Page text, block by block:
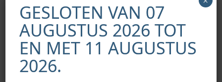
DMX LED CONTROLLERS ,RGB LED
CONTROLLERS,RGBW LED
CONTROLLERS
LED wandbedieningspaneel
EX8, RGB-W, DMX, 4 zones
69,05 Exclusief BTW
Toevoegen aan
RGB LED CONTROLLERS
Afstandsbediening V3, 1 zone,
RGB
€24,95 Exclusief BTW
GESLOTEN VAN 07
AUGUSTUS 2026 TOT
EN MET 11 AUGUSTUS
2026.